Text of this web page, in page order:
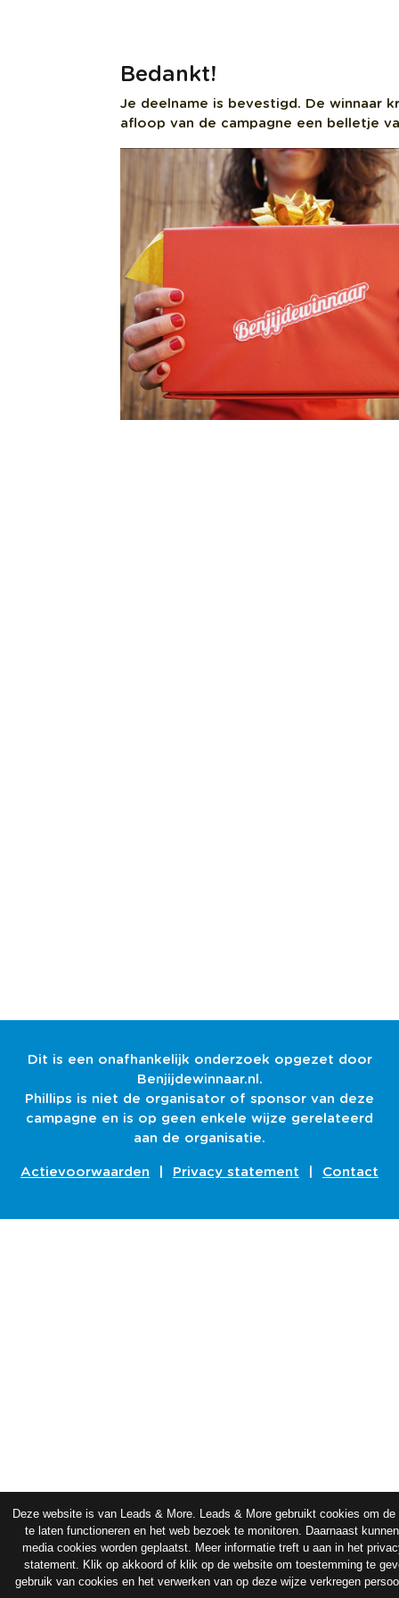
Bedankt!
Je deelname is bevestigd. De winnaar
afloop van de campagne een belletje
Dit is een onafhankelijk onderzoek opgezet door
Benjijdewinnaar.nl.
Phillips is niet de organisator of sponsor van deze
campagne en is op geen enkele wijze gerelateerd
aan de organisatie.
Actievoorwaarden Privacy statement Contact
Deze website is van Leads & More. Leads & More gebruikt cookies om de
te laten functioneren en het web bezoek te monitoren. Daarnaast
media cookies worden geplaatst. Meer informatie treft u aan in het
statement. Klik op akkoord of klik op de website om toestemming te
gebruik van cookies en het verwerken van op deze wijze verkregen